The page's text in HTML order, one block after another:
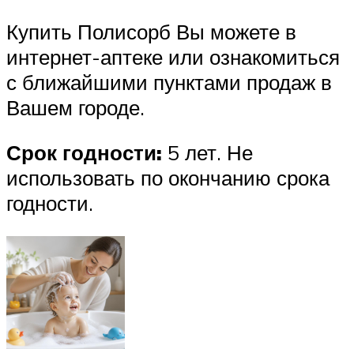
Купить Полисорб Вы можете в
интернет-аптеке или ознакомиться
с ближайшими пунктами продаж в
Вашем городе.
Срок годности: 5 лет. Не
использовать по окончанию срока
годности.